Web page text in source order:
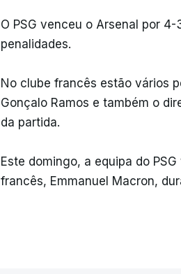
O PSG venceu o Arsenal por
penalidades.
No clube francês estão vários
Gonçalo Ramos e também o
da partida.
Este domingo, a equipa do
francês, Emmanuel Macron,